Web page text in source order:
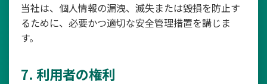
当社は、個人情報の漏洩、滅失または毀損を防止す
るために、必要かつ適切な安全管理措置を講じま
す。
7. 利用者の権利